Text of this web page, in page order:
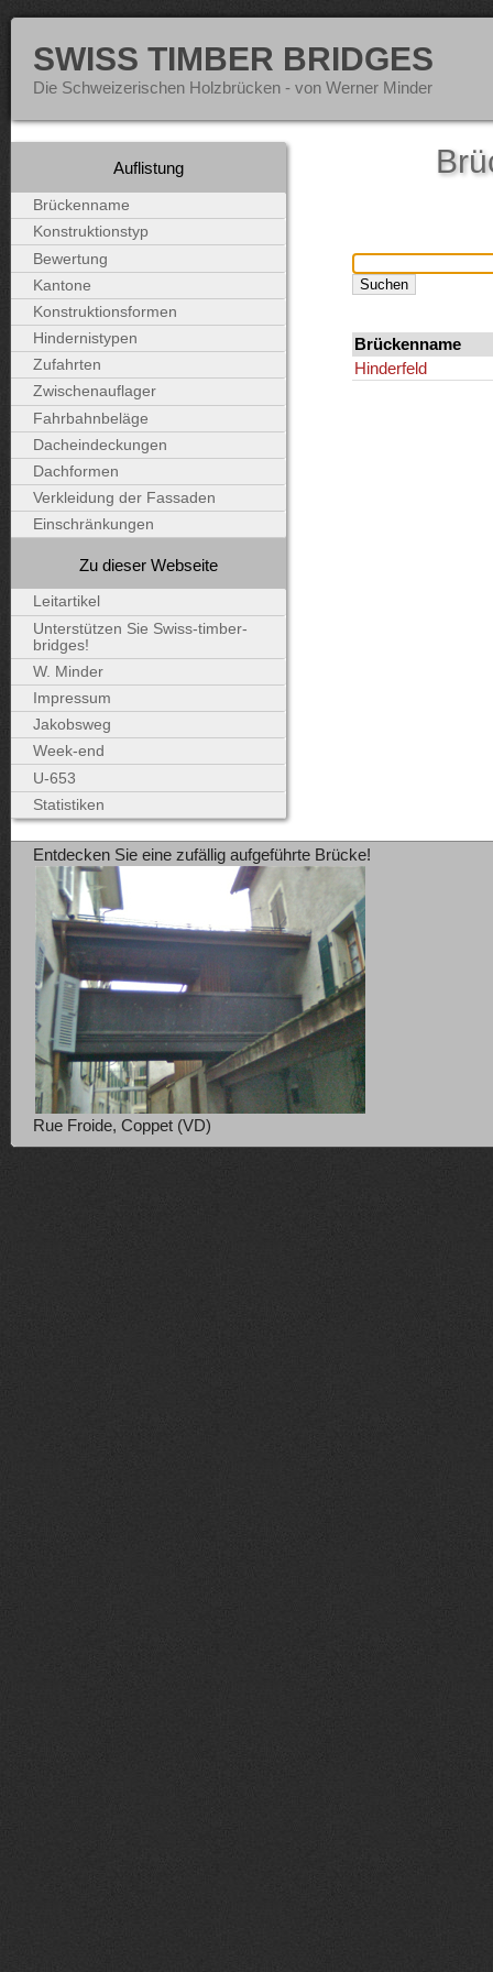
SWISS TIMBER BRIDGES
Die Schweizerischen Holzbrücken - von Werner Minder
Brückenname
Hinderfeld
Auflistung
Brückenname
Konstruktionstyp
Bewertung
Kantone
Konstruktionsformen
Hindernistypen
Zufahrten
Zwischenauflager
Fahrbahnbeläge
Dacheindeckungen
Dachformen
Verkleidung der Fassaden
Einschränkungen
Zu dieser Webseite
Leitartikel
Unterstützen Sie Swiss-timber-
bridges!
W. Minder
Impressum
Jakobsweg
Week-end
U-653
Statistiken
Entdecken Sie eine zufällig aufgeführte Brücke!
Rue Froide, Coppet (VD)